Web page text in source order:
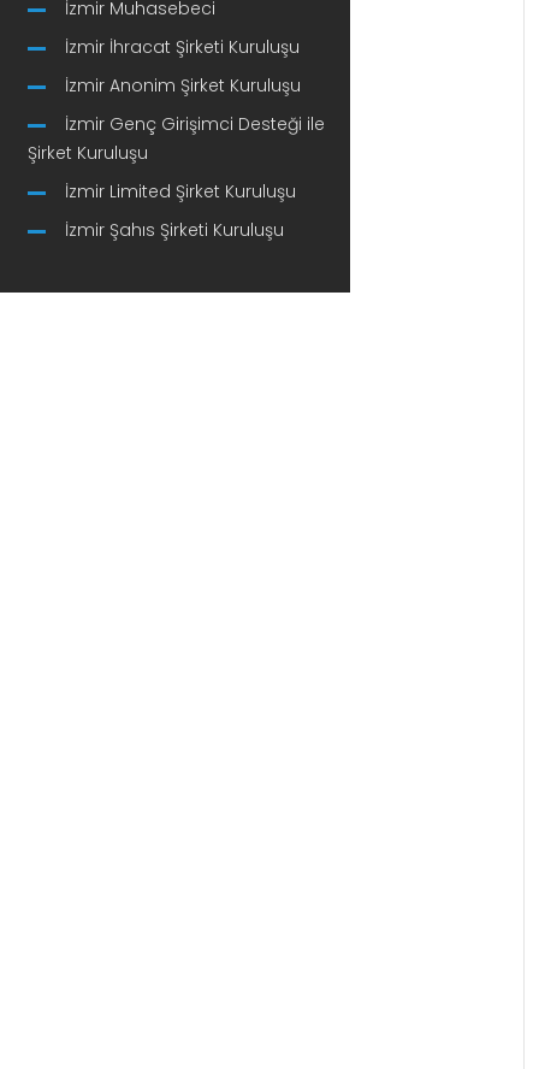
İzmir Muhasebeci
İzmir İhracat Şirketi Kuruluşu
İzmir Anonim Şirket Kuruluşu
İzmir Genç Girişimci Desteği ile
Şirket Kuruluşu
İzmir Limited Şirket Kuruluşu
İzmir Şahıs Şirketi Kuruluşu